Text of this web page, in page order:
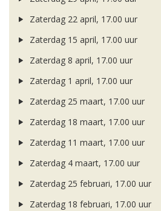
Zaterdag 22 april, 17.00 uur
Zaterdag 15 april, 17.00 uur
Zaterdag 8 april, 17.00 uur
Zaterdag 1 april, 17.00 uur
Zaterdag 25 maart, 17.00 uur
Zaterdag 18 maart, 17.00 uur
Zaterdag 11 maart, 17.00 uur
Zaterdag 4 maart, 17.00 uur
Zaterdag 25 februari, 17.00 uur
Zaterdag 18 februari, 17.00 uur